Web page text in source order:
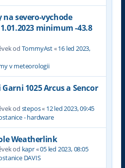
na severo-vychode
minimum -43.8
od TommyAst«16 led 2023,
v meteorologii
1025 Arcus a Sencor
od stepos« 12 led 2023, 09:45
- hardware
Weatherlink
od kapr«05 led 2023, 08:05
DAVIS